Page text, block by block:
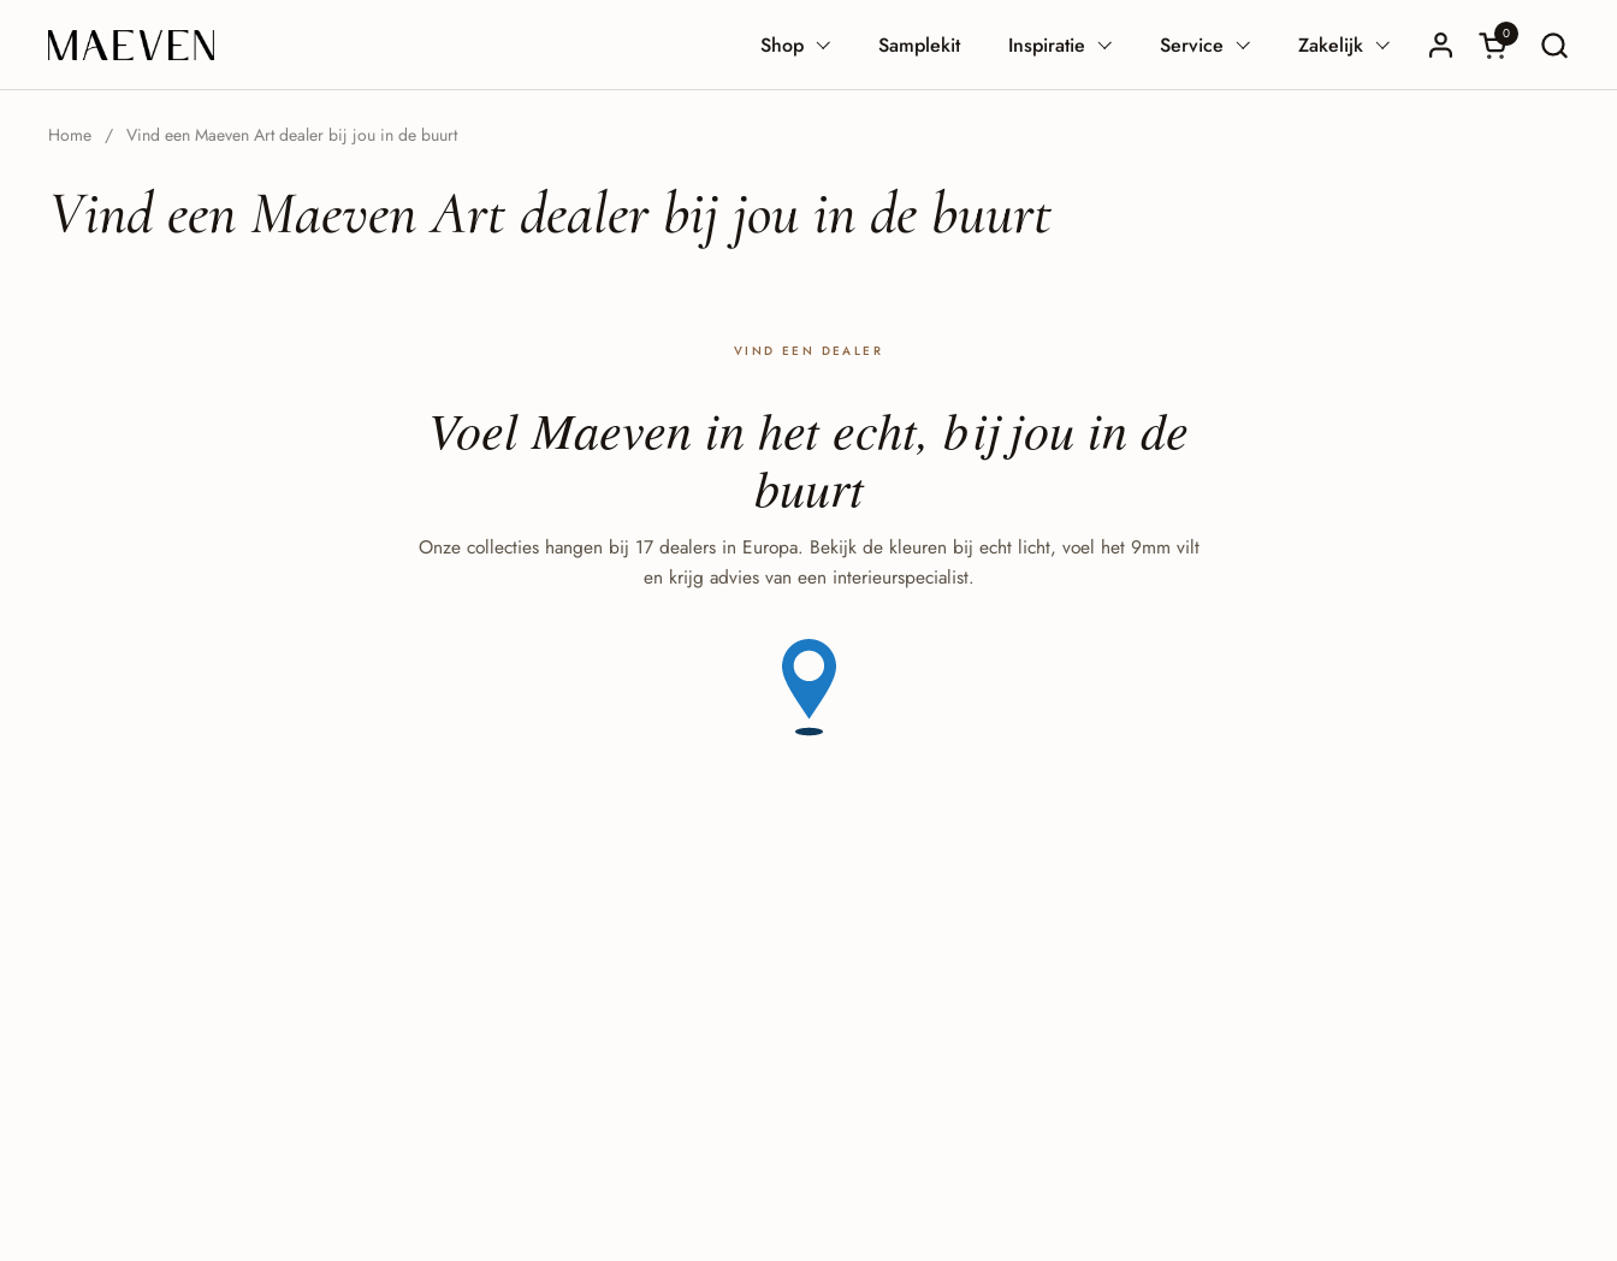
0
Shop Samplekit Inspiratie Service Zakelijk
Home / Vind een Maeven Art dealer bij jou in de buurt
Vind een Maeven Art dealer bij jou in de buurt
VIND EEN DEALER
Voel Maeven in het echt, bij jou in de
buurt
Onze collecties hangen bij 17 dealers in Europa. Bekijk de kleuren bij echt licht, voel het 9mm vilt
en krijg advies van een interieurspecialist.